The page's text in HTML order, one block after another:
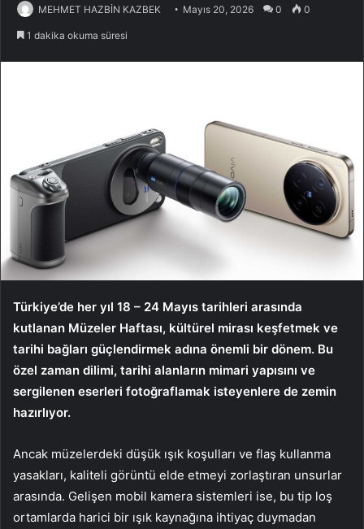
MEHMET HAZBİN KAZBEK Mayıs 20, 2026 0 0
1 dakika okuma süresi
Türkiye’de her yıl 18 – 24 Mayıs tarihleri arasında
kutlanan Müzeler Haftası, kültürel mirası keşfetmek ve
tarihi bağları güçlendirmek adına önemli bir dönem. Bu
özel zaman dilimi, tarihi alanların mimari yapısını ve
sergilenen eserleri fotoğraflamak isteyenlere de zemin
hazırlıyor.
Ancak müzelerdeki düşük ışık koşulları ve flaş kullanma
yasakları, kaliteli görüntü elde etmeyi zorlaştıran unsurlar
arasında. Gelişen mobil kamera sistemleri ise, bu tip loş
ortamlarda harici bir ışık kaynağına ihtiyaç duymadan